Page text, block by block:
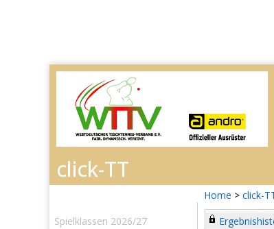
Home > click-
Spielklassen 2026/27